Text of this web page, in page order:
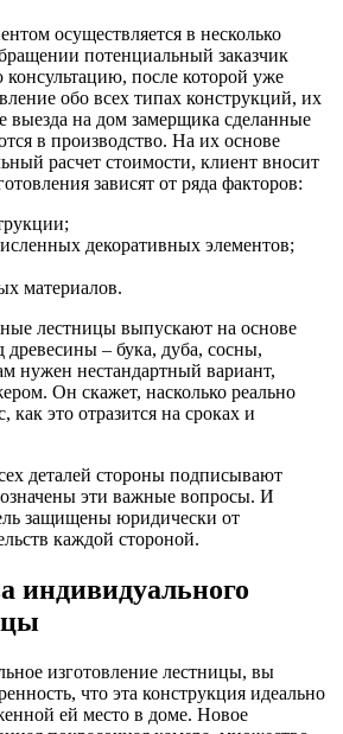
осуществляется в несколько
потенциальный заказчик
консультацию, после которой уже
обо всех типах конструкций, их
выезда на дом замерщика сделанные
в производство. На их основе
расчет стоимости, клиент вносит
зависят от ряда факторов:
декоративных элементов;
материалов.
лестницы выпускают на основе
– бука, дуба, сосны,
нужен нестандартный вариант,
Он скажет, насколько реально
это отразится на сроках и
деталей стороны подписывают
эти важные вопросы. И
защищены юридически от
каждой стороной.
индивидуального
изготовление лестницы, вы
что эта конструкция идеально
ей место в доме. Новое